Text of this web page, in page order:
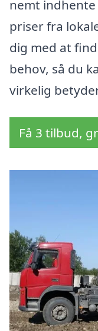
nemt
priser fra
dig med at
behov, så du
virkelig
Få 3 tilbud,